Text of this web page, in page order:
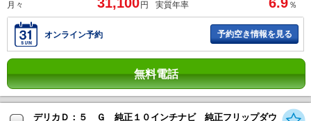
月々 円 実質年率 ％
オンライン予約 予約空き情報を見る
無料電話
デリカＤ：５ Ｇ 純正１０インチナビ 純正フリップダウ